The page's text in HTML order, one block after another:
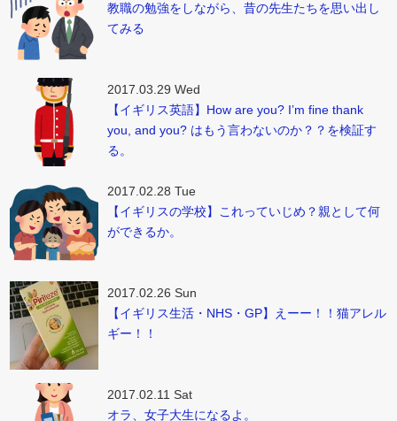
教職の勉強をしながら、昔の先生たちを思い出し
てみる
2017.03.29 Wed
【イギリス英語】How are you? I’m fine thank
you, and you? はもう言わないのか？？を検証す
る。
2017.02.28 Tue
【イギリスの学校】これっていじめ？親として何
ができるか。
2017.02.26 Sun
【イギリス生活・NHS・GP】えーー！！猫アレル
ギー！！
2017.02.11 Sat
オラ、女子大生になるよ。